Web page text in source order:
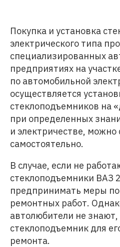
Покупка и установка
электрического типа
специализированных
предприятиях на
по автомобильной
осуществляется
стеклоподъемников на
при определенных
и электричестве, можно
самостоятельно.
В случае, если не
стеклоподъемники ВАЗ
предпринимать меры
ремонтных работ.
автолюбители не знают,
стеклоподъемник для
ремонта.